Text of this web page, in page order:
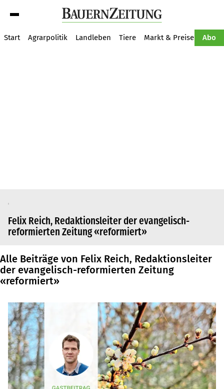
Start Agrarpolitik Landleben Tiere Markt & Preise Abo
Felix Reich, Redaktionsleiter der evangelisch-
reformierten Zeitung «reformiert»
Alle Beiträge von Felix Reich, Redaktionsleiter
der evangelisch-reformierten Zeitung
«reformiert»